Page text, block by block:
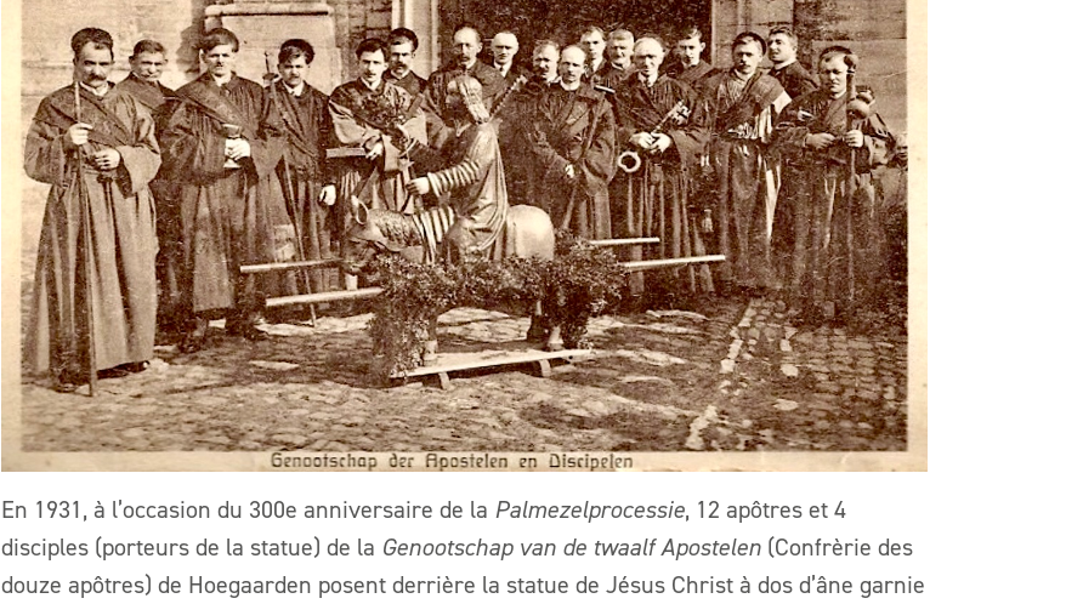
En 1931, à l’occasion du 300e anniversaire de la Palmezelprocessie, 12 apôtres et 4
disciples (porteurs de la statue) de la Genootschap van de twaalf Apostelen (Confrèrie des
douze apôtres) de Hoegaarden posent derrière la statue de Jésus Christ à dos d’âne garnie